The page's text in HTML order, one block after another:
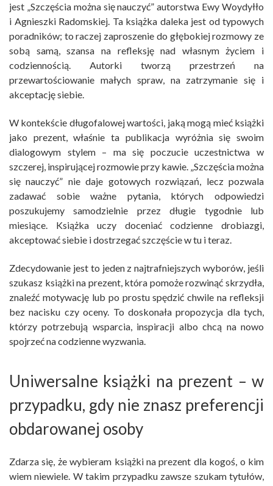
jest „Szczęścia można się nauczyć” autorstwa Ewy Woydyłło
i Agnieszki Radomskiej. Ta książka daleka jest od typowych
poradników; to raczej zaproszenie do głębokiej rozmowy ze
sobą samą, szansa na refleksję nad własnym życiem i
codziennością. Autorki tworzą przestrzeń na
przewartościowanie małych spraw, na zatrzymanie się i
akceptację siebie.
W kontekście długofalowej wartości, jaką mogą mieć książki
jako prezent, właśnie ta publikacja wyróżnia się swoim
dialogowym stylem – ma się poczucie uczestnictwa w
szczerej, inspirującej rozmowie przy kawie. „Szczęścia można
się nauczyć” nie daje gotowych rozwiązań, lecz pozwala
zadawać sobie ważne pytania, których odpowiedzi
poszukujemy samodzielnie przez długie tygodnie lub
miesiące. Książka uczy doceniać codzienne drobiazgi,
akceptować siebie i dostrzegać szczęście w tu i teraz.
Zdecydowanie jest to jeden z najtrafniejszych wyborów, jeśli
szukasz książki na prezent, która pomoże rozwinąć skrzydła,
znaleźć motywację lub po prostu spędzić chwile na refleksji
bez nacisku czy oceny. To doskonała propozycja dla tych,
którzy potrzebują wsparcia, inspiracji albo chcą na nowo
spojrzeć na codzienne wyzwania.
Uniwersalne książki na prezent – w
przypadku, gdy nie znasz preferencji
obdarowanej osoby
Zdarza się, że wybieram książki na prezent dla kogoś, o kim
wiem niewiele. W takim przypadku zawsze szukam tytułów,